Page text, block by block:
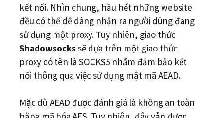
kết nối. Nhìn chung, hầu hết những website
đều có thể dễ dàng nhận ra người dùng đang
sử dụng một proxy. Tuy nhiên, giao thức
Shadowsocks sẽ dựa trên một giao thức
proxy có tên là SOCKS5 nhằm đảm bảo kết
nối thông qua việc sử dụng mật mã AEAD.
Mặc dù AEAD được đánh giá là không an toàn